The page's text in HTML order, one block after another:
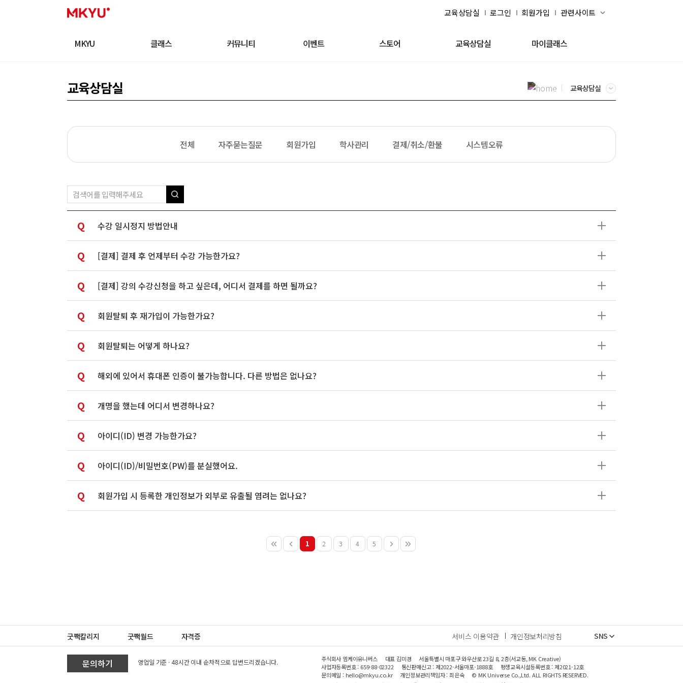
교육상담실 로그인 회원가입
MKYU 클래스 커뮤니티 이벤트 스토어 교육상담실 마이클래스
교육상담실 교육상담실
전체 자주묻는질문 회원가입 학사관리 결제/취소/환불 시스템오류
Q 수강 일시정지 방법안내
Q [결제] 결제 후 언제부터 수강 가능한가요?
Q [결제] 강의 수강신청을 하고 싶은데, 어디서 결제를 하면 될까요?
Q 회원탈퇴 후 재가입이 가능한가요?
Q 회원탈퇴는 어떻게 하나요?
Q 해외에 있어서 휴대폰 인증이 불가능합니다. 다른 방법은 없나요?
Q 개명을 했는데 어디서 변경하나요?
Q 아이디(ID) 변경 가능한가요?
Q 아이디(ID)/비밀번호(PW)를 분실했어요.
Q 회원가입 시 등록한 개인정보가 외부로 유출될 염려는 없나요?
1 2 3 4 5
굿짹칼리지 굿짹월드 자격증 서비스 이용약관 개인정보처리방침 SNS
문의하기 영업일 기준 · 48시간 이내 순차적으로 답변드리겠습니다. 주식회사 엠케이유니버스 대표 김미경
서울특별시 마포구 와우산로 23길 8, 2층(서교동, MK Creative)
사업자등록번호 : 659-88-02322
통신판매신고 : 제2022-서울마포-1888호
평생교육시설등록번호 : 제2021-12호
문의메일 : hello@mkyu.co.kr
개인정보관리책임자 : 최은숙
© MK Universe Co.,Ltd. ALL RIGHTS RESERVED.